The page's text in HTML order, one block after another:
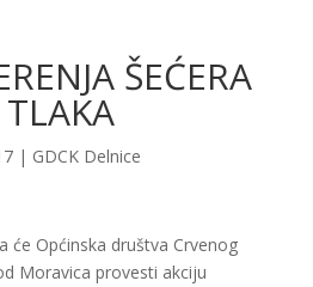
ŠEĆERA
| GDCK Delnice
će Općinska društva Crvenog
Moravica provesti akciju